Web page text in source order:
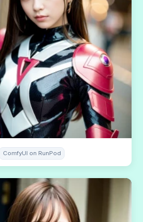
ComfyUI on RunPod